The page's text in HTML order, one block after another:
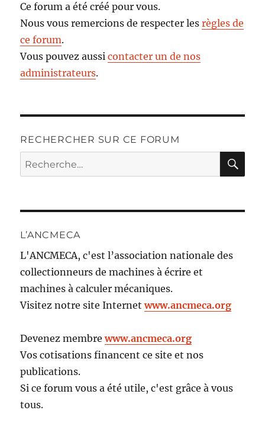
Ce forum a été créé pour vous.
Nous vous remercions de respecter lesrègles de
ce forum.
Vous pouvez aussicontacter un de nos
administrateurs.
RECHERCHER SUR CE FORUM
Recherche
pour :
L’ANCMECA
L'ANCMECA, c'est l’association nationale des
collectionneurs de machines à écrire et
machines à calculer mécaniques.
Visitez notre site Internetwww.ancmeca.org
Devenez membrewww.ancmeca.org
Vos cotisations financent ce site et nos
publications.
Si ce forum vous a été utile, c'est grâce à vous
tous.